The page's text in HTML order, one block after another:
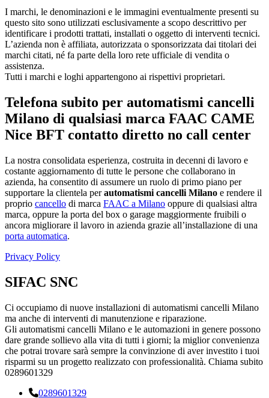
I marchi, le denominazioni e le immagini eventualmente presenti su
questo sito sono utilizzati esclusivamente a scopo descrittivo per
identificare i prodotti trattati, installati o oggetto di interventi tecnici.
L’azienda non è affiliata, autorizzata o sponsorizzata dai titolari dei
marchi citati, né fa parte della loro rete ufficiale di vendita o
assistenza.
Tutti i marchi e loghi appartengono ai rispettivi proprietari.
Telefona subito per automatismi cancelli
Milano di qualsiasi marca FAAC CAME
Nice BFT contatto diretto no call center
La nostra consolidata esperienza, costruita in decenni di lavoro e
costante aggiornamento di tutte le persone che collaborano in
azienda, ha consentito di assumere un ruolo di primo piano per
supportare la clientela perautomatismi cancelli Milano e rendere il
proprio cancello di marca FAAC a Milano oppure di qualsiasi altra
marca, oppure la porta del box o garage maggiormente fruibili o
ancora migliorare il lavoro in azienda grazie all’installazione di una
porta automatica.
Privacy Policy
SIFAC SNC
Ci occupiamo di nuove installazioni di automatismi cancelli Milano
ma anche di interventi di manutenzione e riparazione.
Gli automatismi cancelli Milano e le automazioni in genere possono
dare grande sollievo alla vita di tutti i giorni; la miglior convenienza
che potrai trovare sarà sempre la convinzione di aver investito i tuoi
risparmi su un progetto realizzato con professionalità. Chiama subito
0289601329
0289601329